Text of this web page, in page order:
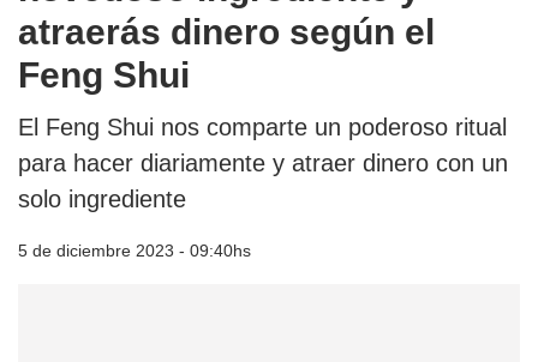
atraerás dinero según el
Feng Shui
El Feng Shui nos comparte un poderoso ritual
para hacer diariamente y atraer dinero con un
solo ingrediente
5 de diciembre 2023 - 09:40hs